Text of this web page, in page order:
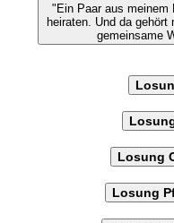
"Ein Paar aus meinem
heiraten. Und da gehört natürlich auch dazu, daß sie in eine
gemeinsame
Losung
Losung